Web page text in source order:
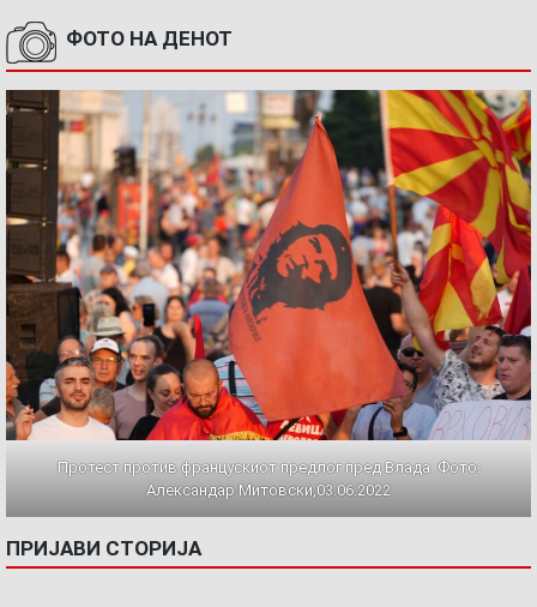
ФОТО НА ДЕНОТ
Протест против францускиот предлог пред Влада. Фото:
Александар Митовски,03.06.2022
ПРИЈАВИ СТОРИЈА